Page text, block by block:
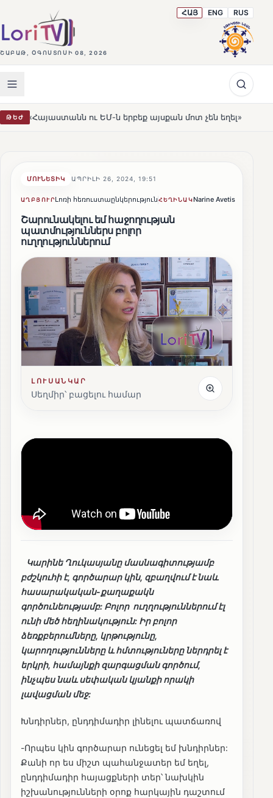
ՇԱԲԱԹ, ՕԳՈՍՏՈՍԻ 08, 2026
ՀԱՅ ENG RUS
ԹԵԺն երբեք այսքան մոտ չեն եղել» HOT Լեռնահովիտի
ՄՈՒՆԵՏԻԿ ԱՊՐԻԼԻ 26, 2024, 19:51
ԱՂԲՅՈՒՐԼոռի հեռուստաընկերությունՀԵՂԻՆԱԿNarine Avetisyan
Շարունակելու եմ հաջողության
պատմություններս բոլոր
ուղղություններում
ԼՈՒՍԱՆԿԱՐ
Սեղմիր՝ բացելու համար
Կարինե Ղուկասյանը մասնագիտությամբ
բժշկուհի է, գործարար կին, զբաղվում է նաև
հասարակական-քաղաքակն
գործունեությամբ: Բոլոր ուղղություններում էլ
ունի մեծ հեղինակություն: Իր բոլոր
ձեռքբերումները, կրթությունը,
կարողությունները և հմտություները ներդրել է
երկրի, համայնքի զարգացման գործում,
ինչպես նաև սեփական կյանքի որակի
լավացման մեջ:
Խնդիրներ, ընդդիմադիր լինելու պատճառով
-Որպես կին գործարար ունեցել եմ խնդիրներ:
Քանի որ ես միշտ պահանջատեր եմ եղել,
ընդդիմադիր հայացքների տեր՝ նախկին
իշխանությունների օրոք հարկային դաշտում